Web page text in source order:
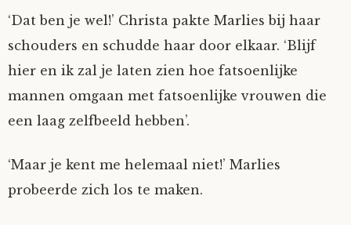
‘Dat ben je wel!’ Christa pakte Marlies bij haar
schouders en schudde haar door elkaar. ‘Blijf
hier en ik zal je laten zien hoe fatsoenlijke
mannen omgaan met fatsoenlijke vrouwen die
een laag zelfbeeld hebben’.
‘Maar je kent me helemaal niet!’ Marlies
probeerde zich los te maken.